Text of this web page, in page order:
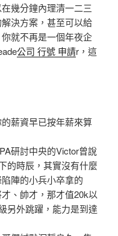
幾分鐘內理清一二三
決方案，甚至可以給
就不再是一個年夜企
公司 行號 申請r，這
薪資早已按年薪來算
研討中央的Victor曾說
的時辰，其實沒有什麼
陣的小兵小卒拿的
、帥才，那才值20k以
另外跳躍，能力是到達